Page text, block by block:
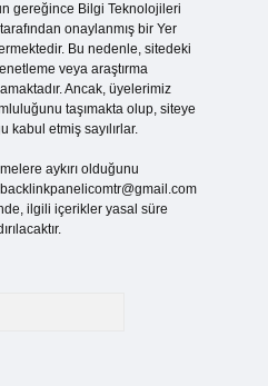
gereğince Bilgi Teknolojileri
onaylanmış bir Yer
Bu nedenle, sitedeki
veya araştırma
Ancak, üyelerimiz
taşımakta olup, siteye
kabul etmiş sayılırlar.
aykırı olduğunu
backlinkpanelicomtr@gmail.com
ilgili içerikler yasal süre